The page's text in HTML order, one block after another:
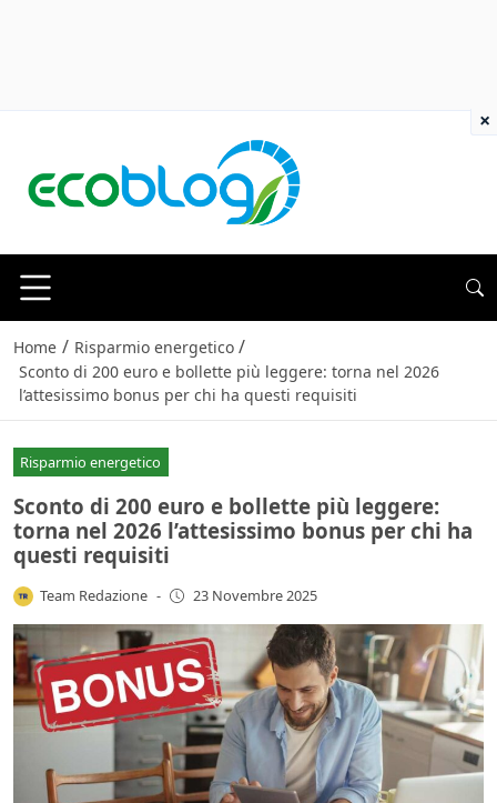
Home / Risparmio energetico /
Sconto di 200 euro e bollette più leggere: torna nel 2026
l’attesissimo bonus per chi ha questi requisiti
Risparmio energetico
Sconto di 200 euro e bollette più leggere:
torna nel 2026 l’attesissimo bonus per chi ha
questi requisiti
Team Redazione - 23 Novembre 2025
×